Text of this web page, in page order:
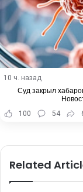
10 ч. назад
Суд закрыл
100
54
Related